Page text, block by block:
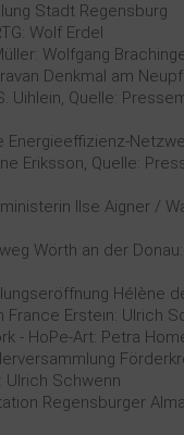
Stadt Regensburg
Wolf Erdel
Wolfgang
Denkmal am
Uihlein, Quelle:
Energieeffizienz-
Eriksson, Quelle:
Ilse Aigner /
Wörth an der Donau:
Hélène
France Erstein: Ulrich
- HoPe-Art: Petra
Ulrich Schwenn
Regensburger